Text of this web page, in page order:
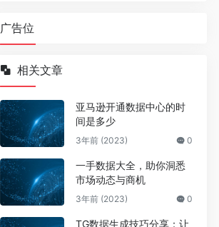
广告位
相关文章
亚马逊开通数据中心的时
间是多少
3年前 (2023) 0
一手数据大全，助你洞悉
市场动态与商机
3年前 (2023) 0
TG数据生成技巧分享：让